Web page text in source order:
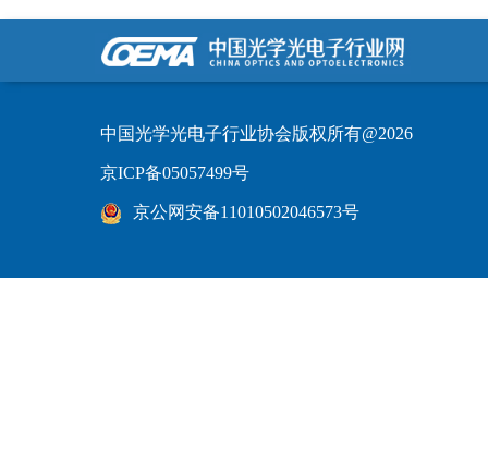
中国光学光电子行业协会版权所有@2026
京ICP备05057499号
京公网安备11010502046573号